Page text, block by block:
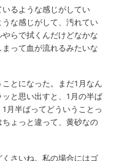
るような感じがしてい
な感じがして、汚れてい
らで拭くんだけどなかな
って血が流れるみたいな
とになった。まだ1月なん
と思い出すと、1月の半ば
月半ばってどういうことっ
ょっと違って、黄砂なの
さいね。私の場合にはゴ